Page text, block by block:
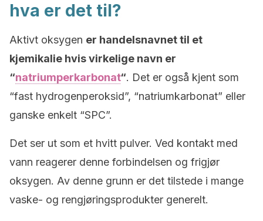
hva er det til?
Aktivt oksygen er handelsnavnet til et
kjemikalie hvis virkelige navn er
“natriumperkarbonat“. Det er også kjent som
“fast hydrogenperoksid”, “natriumkarbonat” eller
ganske enkelt “SPC”.
Det ser ut som et hvitt pulver. Ved kontakt med
vann reagerer denne forbindelsen og frigjør
oksygen. Av denne grunn er det tilstede i mange
vaske- og rengjøringsprodukter generelt.